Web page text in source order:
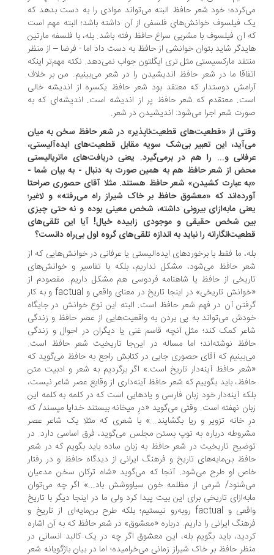
خود شعر حافظ البته می‌تواند موادی را به دست بدهد که
فیلسوف خوانش‌های فلسفی از آن داشته باشد؛ البته مهم است
آن فیلسوف با مشربی سراغ حافظ رفته باشد. بله، با فلسفه مارتین
شاید بتوان خوانشی از حافظ به دست داد اما - فرضا – از منظر
مارکسیستی مثل ‌تری ایگلتون جواب نمی‌دهد. نکته مهم‌تر اینکه
ما در شعر حافظ اندیشیدن را در شعر می‌بینیم. من بر خلاف
دوستدار که معتقد بود شعر حافظ یکسره از اندیشه خالی
معتقدم که شعر حافظ پر از اندیشه است. اندیشه‌ای که به
شعر اجرا می‌شود: اندیشیدن در شعر.
از «قطعیت‌‌های قطعیت‌ناپذیر» در شعر حافظ سخن به میان
این تعبیر بی‌شک سویه مقابل قطعیت‌‌های ایده‌‌آلیستی،
و... را هم در برمی‌گیرد. یعنی دریافت‌‌های ماتریالیستی
از شعر حافظ هم به همین صورت به دنبال - به بیان شما -
عبارت کشیدن» شعر حافظ هستند. مثلا آقای حصوری صراحتا
که «معشوق حافظ بر خاک شیراز راه می‌رفته» و لاغیر؛
مابه‌ازای بیرونی داشته، شخص معینی بوده و نه حتی چیزی
شخص حقیقی و موجودی زاییده خیال! آیا این تلقی‌های
را نباید به اندازه تلقی‌های گروه اول بی‌راه دانست؟
ما فقط با برخوردهای ایده‌الیستی یا عرفانی در خوانش‌هایی که از
حافظ می‌شود، مشکل نداریم، بلکه با تفاسیر و خوانش‌های
از حافظ یا شاهنامه فردوسی هم مشکل داریم. مقصودم از
«خوانش تاریخی» در اینجا تاریخ در معنای واقعی و factual و به کار
آن در فهم شعر حافظ است. البته این نوع خوانش در جایگاه
می‌تواند به پی بردن به واقعیت‌هایی از عصر حافظ و زندگی
کمک کند؛ مثل آنچه قاسم غنی یا دیگران در احوال و زندگی
نوشته‌اند؛ اما مساله در این‌جا تاریخیت شعر حافظ است.
که آقای حصوری جایی در کتابش راجع به حافظ می‌گوید که
حافظ آینه‌دار تاریخ است.» اگر برگردیم به شعر و ادبیت متن
باید بگوییم که شعر حافظ آینه‌داری از وقایع عصر شاعر نیست،
آینه‌دار خود زبان فارسی و یادهایی است که در کلمه به کلمه این
نهفته است. وقتی می‌گوید «درِ میخانه ببستند خدایا مپسند/ که
خانه تزویر و ریا بگشایند...» با شعری که مثلا یک شاعر عصر
درباره به توپ بستن مجلس می‌گوید، فرق اساسی دارد. در
تاریخیت در شعر حافظ به زبان ساده باید بگویم که در شعر
بن‌مایه‌های تاریخ و فرهنگ ایرانی از دیدگاه حافظ و در رفتار
او طرح می‌شود. آنجا که می‌گوید «شاه ترکان سخن مدعیان
شرمی از مظلمه خون سیاووشش باد...» اگر چه می‌توان
تاریخی برای این بیت پیدا کرد ولی ما در اینجا دیگر با تاریخ
واقعی و factual روبه‌رو نیستیم؛ بلکه طرح بن‌مایه‌ای از تاریخ و
ایرانی را داریم. درباره «معشوق» در شعر حافظ که به آن اشاره
باید بگویم بله، این معشوق اگر چه در یک کالبد انسانی در
حافظ بر خاک شیراز زمانی می‌خرامیده؛ اما در بیان باژگویانه شعر